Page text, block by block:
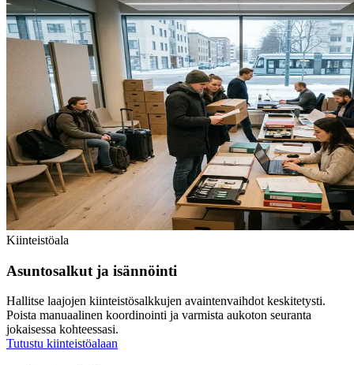
Kiinteistöala
Asuntosalkut ja isännöinti
Hallitse laajojen kiinteistösalkkujen avaintenvaihdot keskitetysti.
Poista manuaalinen koordinointi ja varmista aukoton seuranta
jokaisessa kohteessasi.
Tutustu kiinteistöalaan